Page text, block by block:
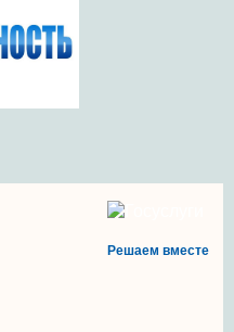
Решаем вместе